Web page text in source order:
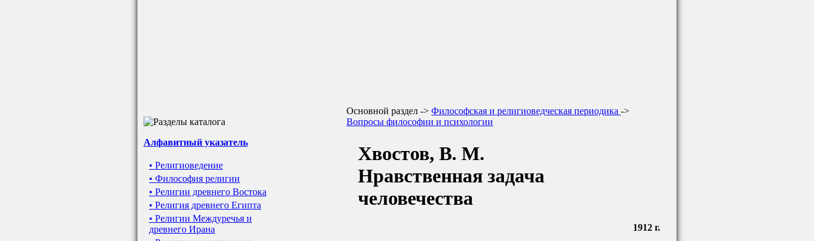
Алфавитный указатель
• Религиоведение
• Философия религии
• Религии древнего Востока
• Религия древнего Египта
• Религии Междуречья и
древнего Ирана
Основной раздел -> Философская и религиоведческая периодика ->
Вопросы философии и психологии
Хвостов, В. М.
Нравственная задача
человечества
1912 г.